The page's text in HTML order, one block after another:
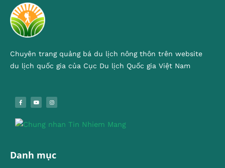
Chuyên trang quảng bá du lịch nông thôn trên website
du lịch quốc gia của Cục Du lịch Quốc gia Việt Nam
Danh mục